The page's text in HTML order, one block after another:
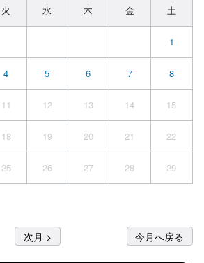
火 水 木 金 土
1
4 5 6 7 8
11 12 13 14 15
18 19 20 21 22
25 26 27 28 29
次月 > 今月へ戻る